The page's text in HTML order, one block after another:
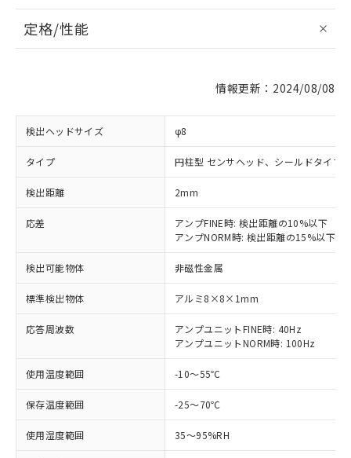
定格/性能
情報更新：2024/08/08
検出ヘッドサイズ φ8
タイプ 円柱型 センサヘッド、シールドタイプ
検出距離 2mm
応差
アンプFINE時: 検出距離の10%以下
アンプNORM時: 検出距離の15%以下
検出可能物体 非磁性金属
標準検出物体 アルミ8×8×1mm
応答周波数
アンプユニットFINE時: 40Hz
アンプユニットNORM時: 100Hz
使用温度範囲 -10～55℃
保存温度範囲 -25～70℃
使用湿度範囲 35～95%RH
※1 対応状況
対応済み：EU RoHS指令（10物質）の
非含有に対応した製品が提供可能な商品で